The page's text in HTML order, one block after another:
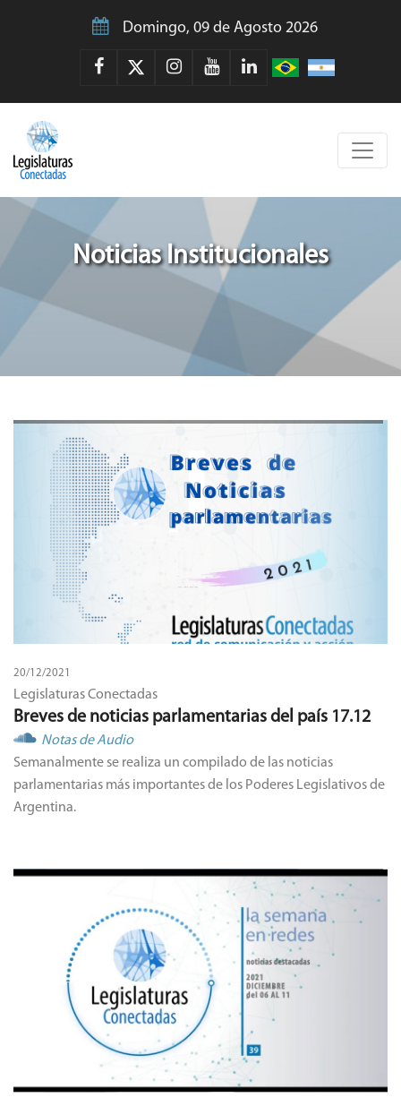
Domingo, 09 de Agosto 2026
Noticias Institucionales
20/12/2021
Legislaturas Conectadas
Breves de noticias parlamentarias del país 17.12
Notas de Audio
Semanalmente se realiza un compilado de las noticias
parlamentarias más importantes de los Poderes Legislativos de
Argentina.